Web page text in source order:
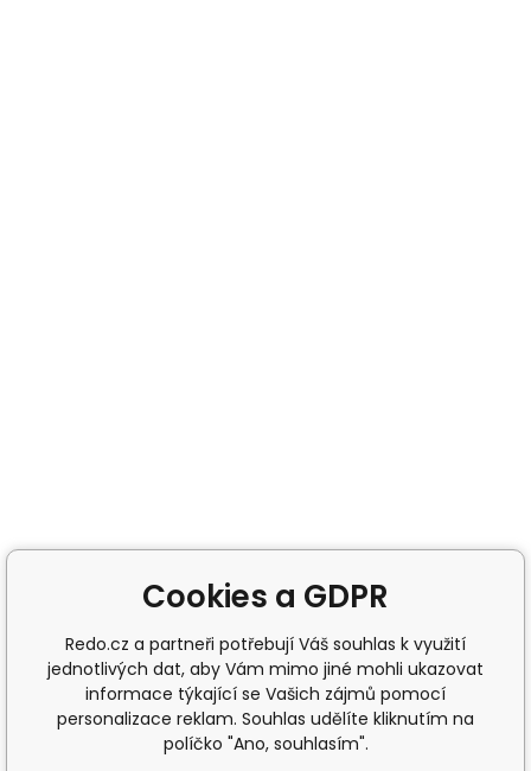
Cookies a GDPR
Redo.cz a partneři potřebují Váš souhlas k využití
jednotlivých dat, aby Vám mimo jiné mohli ukazovat
informace týkající se Vašich zájmů pomocí
personalizace reklam. Souhlas udělíte kliknutím na
políčko "Ano, souhlasím".